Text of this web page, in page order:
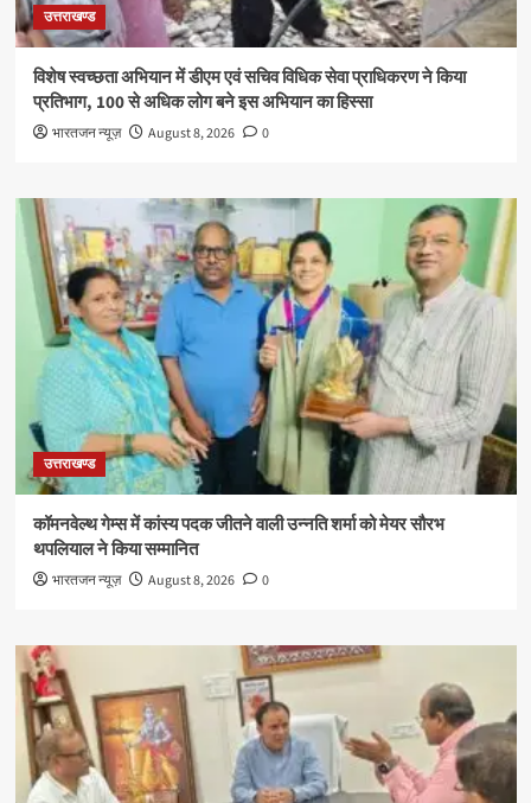
उत्तराखण्ड
विशेष स्वच्छता अभियान में डीएम एवं सचिव विधिक सेवा प्राधिकरण ने किया
प्रतिभाग, 100 से अधिक लोग बने इस अभियान का हिस्सा
भारतजन न्यूज़ August 8, 2026 0
उत्तराखण्ड
कॉमनवेल्थ गेम्स में कांस्य पदक जीतने वाली उन्नति शर्मा को मेयर सौरभ
थपलियाल ने किया सम्मानित
भारतजन न्यूज़ August 8, 2026 0